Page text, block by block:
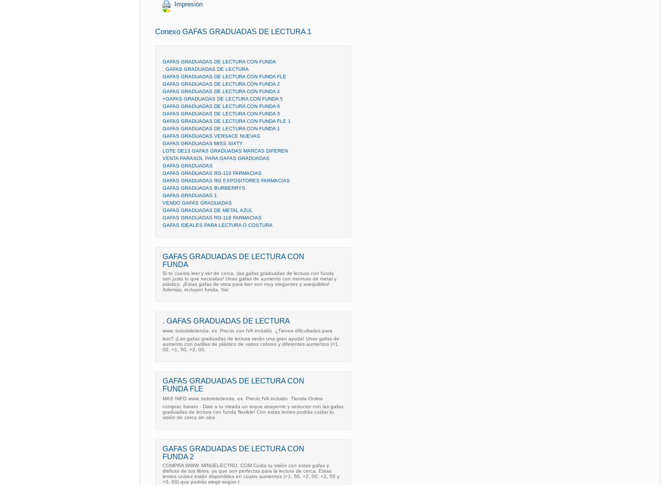
Impresión
Conexo GAFAS GRADUADAS DE LECTURA 1
GAFAS GRADUADAS DE LECTURA CON FUNDA
. GAFAS GRADUADAS DE LECTURA
GAFAS GRADUADAS DE LECTURA CON FUNDA FLE
GAFAS GRADUADAS DE LECTURA CON FUNDA 2
GAFAS GRADUADAS DE LECTURA CON FUNDA 4
+GAFAS GRADUADAS DE LECTURA CON FUNDA 5
GAFAS GRADUADAS DE LECTURA CON FUNDA 6
GAFAS GRADUADAS DE LECTURA CON FUNDA 3
GAFAS GRADUADAS DE LECTURA CON FUNDA FLE 1
GAFAS GRADUADAS DE LECTURA CON FUNDA 1
GAFAS GRADUADAS VERSACE NUEVAS
GAFAS GRADUADAS MISS SIXTY
LOTE DE13 GAFAS GRADUADAS MARCAS DIFEREN
VENTA PARASOL PARA GAFAS GRADUADAS
GAFAS GRADUADAS
GAFAS GRADUADAS RG-110 FARMACIAS
GAFAS GRADUADAS RG EXPOSITORES FARMACIAS
GAFAS GRADUADAS BURBERRYS
GAFAS GRADUADAS 1
VENDO GAFAS GRADUADAS
GAFAS GRADUADAS DE METAL AZUL
GAFAS GRADUADAS RG-118 FARMACIAS
GAFAS IDEALES PARA LECTURA O COSTURA
GAFAS GRADUADAS DE LECTURA CON
FUNDA
Si te cuesta leer y ver de cerca, ¡las gafas graduadas de lectura con funda
son justo lo que necesitas! Unas gafas de aumento con montura de metal y
plástico. ¡Estas gafas de vista para leer son muy elegantes y asequibles!
Además, incluyen funda. Var
. GAFAS GRADUADAS DE LECTURA
www. todoteletienda. es  Precio con IVA incluido  ¿Tienes dificultades para
leer? ¡Las gafas graduadas de lectura serán una gran ayuda! Unas gafas de
aumento con patillas de plástico de varios colores y diferentes aumentos (+1,
00, +1, 50, +2, 00,
GAFAS GRADUADAS DE LECTURA CON
FUNDA FLE
MAS INFO www. todoteletienda. es  Precio IVA incluido  Tienda Online 
comprar, barato - Dale a tu mirada un toque atrayente y seductor con las gafas
graduadas de lectura con funda flexible! Con estas lentes podrás cuidar tu
visión de cerca sin aba
GAFAS GRADUADAS DE LECTURA CON
FUNDA 2
COMPRA WWW. MINUELECTRO. COM Cuida tu visión con estas gafas y
disfruta de tus libros, ya que son perfectas para la lectura de cerca. Estas
lentes unisex están disponibles en cuatro aumentos (+1, 50, +2, 00, +2, 50 y
+3, 00) que podrás elegir según t